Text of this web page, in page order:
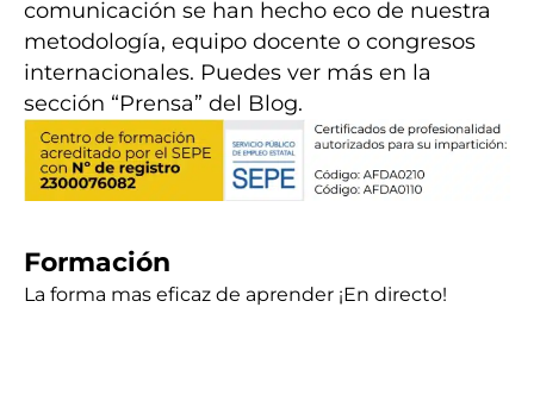
comunicación se han hecho eco de nuestra
metodología, equipo docente o congresos
internacionales. Puedes ver más en la
sección “Prensa” del Blog.
Formación
La forma mas eficaz de aprender ¡En directo!